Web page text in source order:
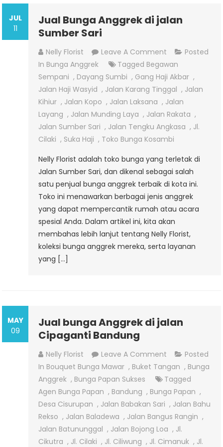
JUL
11
Jual Bunga Anggrek di jalan
Sumber Sari
Nelly Florist Leave A Comment On
Jual
Bunga
Anggrek
Di
Jalan
Sumber
Sari
Posted
In Bunga Anggrek Tagged Begawan
Sempani , Dayang Sumbi , Gang Haji Akbar ,
Jalan Haji Wasyid , Jalan Karang Tinggal , Jalan
Kihiur , Jalan Kopo , Jalan Laksana , Jalan
Layang , Jalan Munding Laya , Jalan Rakata ,
Jalan Sumber Sari , Jalan Tengku Angkasa , Jl.
Cilaki , Suka Haji , Toko Bunga Kosambi
Nelly Florist adalah toko bunga yang terletak di
Jalan Sumber Sari, dan dikenal sebagai salah
satu penjual bunga anggrek terbaik di kota ini.
Toko ini menawarkan berbagai jenis anggrek
yang dapat mempercantik rumah atau acara
spesial Anda. Dalam artikel ini, kita akan
membahas lebih lanjut tentang Nelly Florist,
koleksi bunga anggrek mereka, serta layanan
yang […]
MAY
09
Jual bunga Anggrek di jalan
Cipaganti Bandung
Nelly Florist Leave A Comment On
Jual
Bunga
Anggrek
Di
Jalan
Cipaganti
Bandung
Posted
In Bouquet Bunga Mawar , Buket Tangan , Bunga
Anggrek , Bunga Papan Sukses
Tagged
Agen Bunga Papan , Bandung , Bunga Papan ,
Desa Cisurupan , Jalan Babakan Sari , Jalan Bahu
Rekso , Jalan Baladewa , Jalan Bangus Rangin ,
Jalan Batununggal , Jalan Bojong Loa , Jl.
Cikutra , Jl. Cilaki , Jl. Ciliwung , Jl. Cimanuk , Jl.